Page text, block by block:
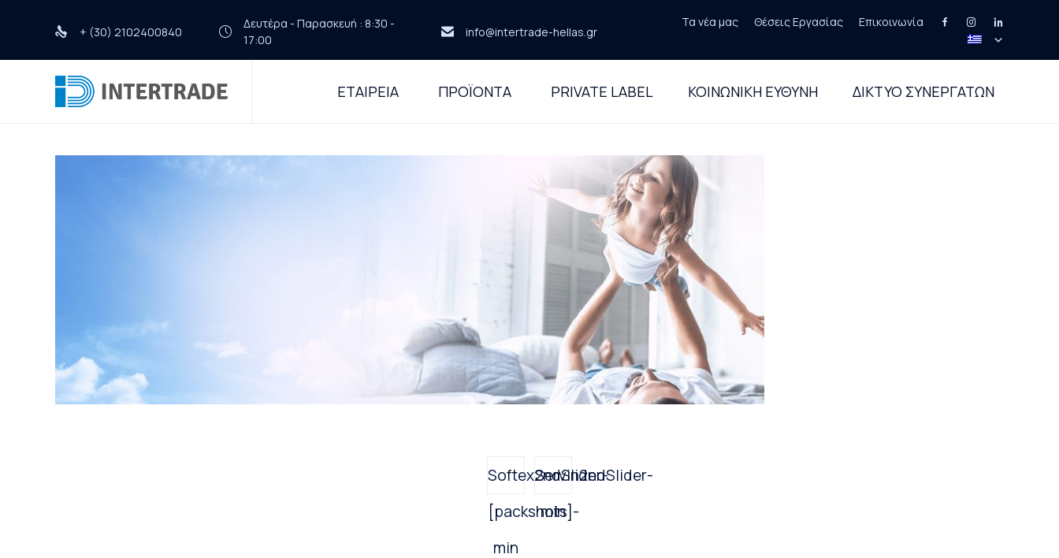
+ (30) 2102400840
Δευτέρα - Παρασκευή : 8:30 -
17:00
info@intertrade-hellas.gr
Τα νέα μας Θέσεις Εργασίας Επικοινωνία
ΕΤΑΙΡΕΙΑ ΠΡΟΪΟΝΤΑ PRIVATE LABEL ΚΟΙΝΩΝΙΚΗ ΕΥΘΥΝΗ ΔΙΚΤΥΟ ΣΥΝΕΡΓΑΤΩΝ
Softex2ndSlider-
[packshots]-
min
Servin2ndSlider-
min